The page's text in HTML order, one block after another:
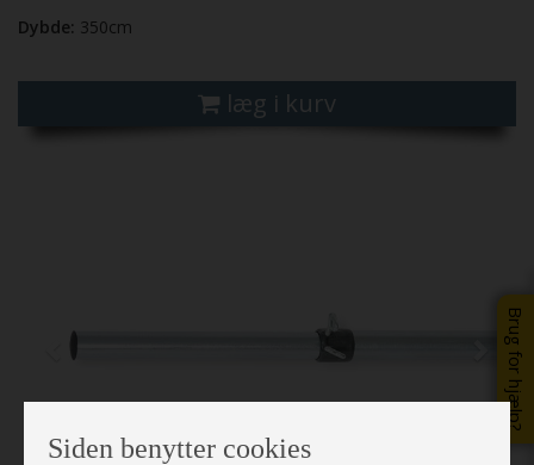
Brug for hjælp?
Dybde: 350cm
læg i kurv
Siden benytter cookies